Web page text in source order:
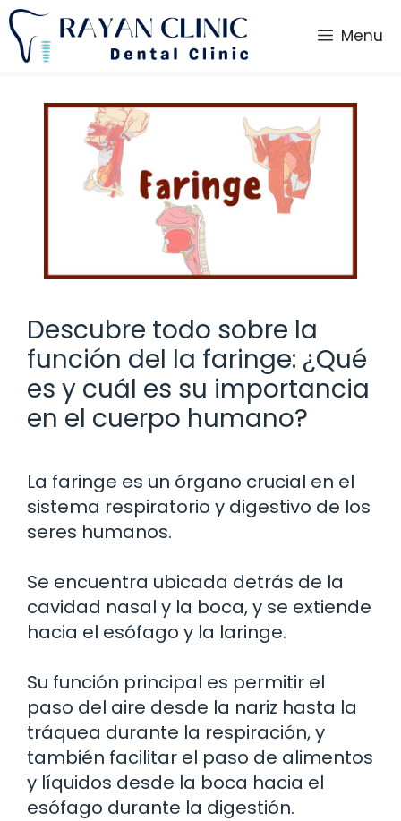
Saltar
al
contenido
Menu
Descubre todo sobre la
función del la faringe: ¿Qué
es y cuál es su importancia
en el cuerpo humano?
La faringe es un órgano crucial en el
sistema respiratorio y digestivo de los
seres humanos.
Se encuentra ubicada detrás de la
cavidad nasal y la boca, y se extiende
hacia el esófago y la laringe.
Su función principal es permitir el
paso del aire desde la nariz hasta la
tráquea durante la respiración, y
también facilitar el paso de alimentos
y líquidos desde la boca hacia el
esófago durante la digestión.